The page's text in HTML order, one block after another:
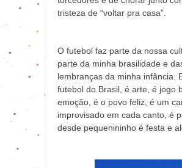
tristeza de “voltar pra casa”.
O futebol faz parte da nossa
parte da minha brasilidade e
lembranças da minha infância.
futebol do Brasil, é arte, é jogo
emoção, é o povo feliz, é um
improvisado em cada canto, é
desde pequenininho é festa e